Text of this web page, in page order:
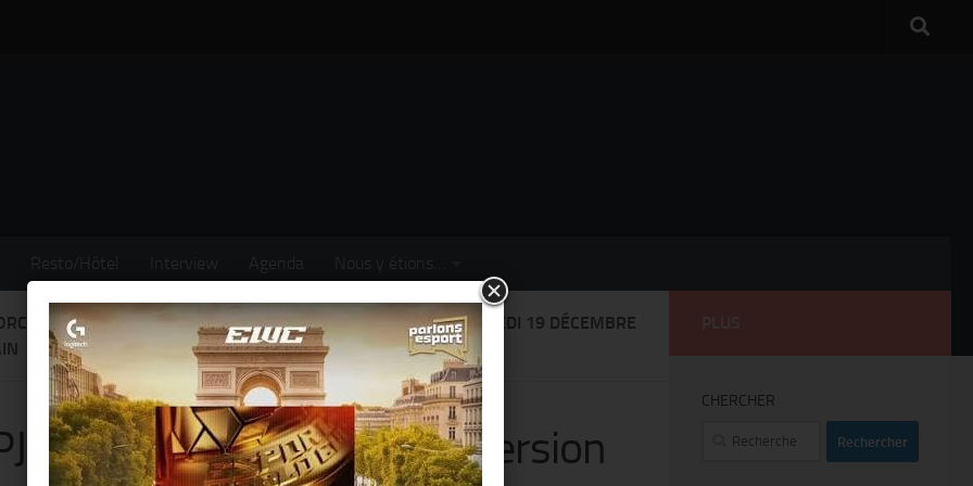
Resto/Hôtel Interview Agenda Nous y étions…
FÊTE NOËL « VERSION JAZZ » LES JEUDI 18 & VENDREDI 19 DÉCEMBRE
Orchestra fête Noël « Version
CHERCHER
Rechercher :